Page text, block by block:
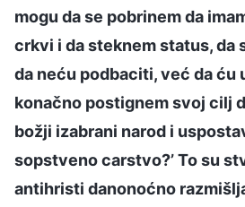
mogu da se pobrinem da
crkvi i da steknem status, da
da neću podbaciti, već da ću
konačno postignem svoj cilj
božji izabrani narod i
sopstveno carstvo?’ To su
antihristi danonoćno